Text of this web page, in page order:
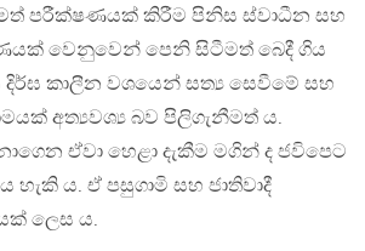
පරීක්ෂණයක් කිරීම පිනිස ස්වාධීන සහ
වෙනුවෙන් පෙනි සිටීමත් බෙදී ගිය
කාලීන වශයෙන් සත්‍ය සෙවීමේ සහ
අත්‍යවශ්‍ය බව පිලිගැනීමත් ය‍.
ඒවා හෙළා දැකීම මගින් ද ජවිපෙට
හැකි ය. ඒ පසුගාමි සහ ජාතිවාදී
ලෙස ය.